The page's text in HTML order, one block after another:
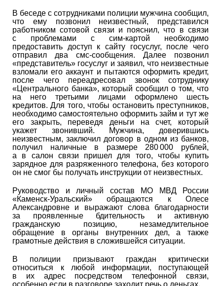
В беседе с сотрудниками полиции мужчина сообщил,
что ему позвонил неизвестный, представился
работником сотовой связи и пояснил, что в связи
с проблемами с сим-картой необходимо
предоставить доступ к сайту госуслуг, после чего
отправил два смс-сообщения. Далее позвонил
«представитель» госуслуг и заявил, что неизвестные
взломали его аккаунт и пытаются оформить кредит,
после чего переадресовал звонок сотруднику
«Центрального банка», который сообщил о том, что
на него третьими лицами оформлено шесть
кредитов. Для того, чтобы остановить преступников,
необходимо самостоятельно оформить займ и тут же
его закрыть, переведя деньги на счет, который
укажет звонивший. Мужчина, доверившись
неизвестным, заключил договор в одном из банков,
получил наличные в размере 280 000 рублей,
а в салон связи пришел для того, чтобы купить
зарядное для разряженного телефона, без которого
он не смог бы получать инструкции от неизвестных.
Руководство и личный состав МО МВД России
«Каменск-Уральский» обращаются к Олесе
Александровне и выражают слова благодарности
за проявленные бдительность и активную
гражданскую позицию, незамедлительное
обращение в органы внутренних дел, а также
грамотные действия в сложившейся ситуации.
В полиции призывают граждан критически
относиться к любой информации, поступающей
в их адрес посредством телефонной связи,
особенно если в разговоре заходит речь о деньгах.